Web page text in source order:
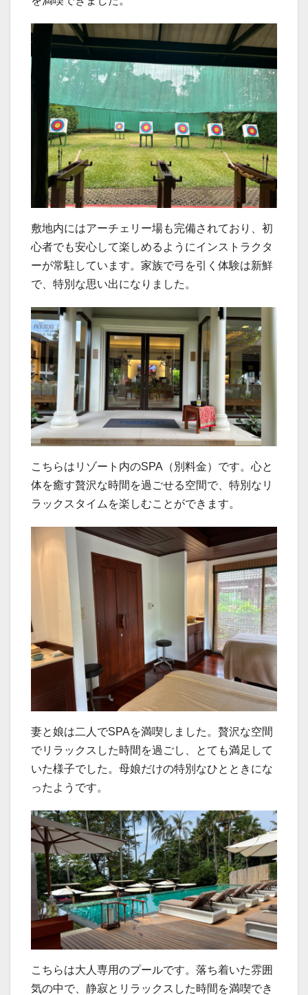
敷地内にはアーチェリー場も完備されており、初
心者でも安心して楽しめるようにインストラクタ
ーが常駐しています。家族で弓を引く体験は新鮮
で、特別な思い出になりました。
こちらはリゾート内のSPA（別料金）です。心と
体を癒す贅沢な時間を過ごせる空間で、特別なリ
ラックスタイムを楽しむことができます。
妻と娘は二人でSPAを満喫しました。贅沢な空間
でリラックスした時間を過ごし、とても満足して
いた様子でした。母娘だけの特別なひとときにな
ったようです。
こちらは大人専用のプールです。落ち着いた雰囲
気の中で、静寂とリラックスした時間を満喫でき